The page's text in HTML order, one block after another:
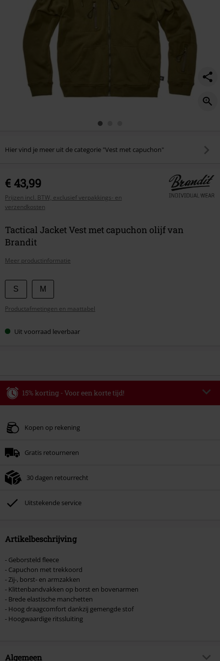
Hier vind je meer uit de categorie "Vest met capuchon"
€ 43,99
Prijzen incl. BTW, exclusief verpakkings- en
verzendkosten
Tactical Jacket Vest met capuchon olijf van
Brandit
Meer productinformatie
Kies
je
maat
S M
Productafmetingen en maattabel
Uit voorraad leverbaar
15% korting - Voor een korte tijd!
Geldig t/m 09-08-2026
Zodra je de code hebt ingevoerd, wordt de korting automatisch verrekend in
Kan niet gecombineerd worden met andere kortingscodes. Boeken, media,
Toten Hosen, Metality, cadeaubonnen en artikelen met een inbegrepen
donatie zijn uitgesloten van de korting.
Kopen op rekening
Gratis retourneren
30 dagen retourrecht
Uitstekende service
Artikelbeschrijving
- Geborsteld fleece
- Capuchon met trekkoord
- Zij-, borst- en armzakken
- Klittenbandvakken op borst en bovenarmen
- Brede elastische manchetten
- Hoog draagcomfort dankzij gemengde stof
- Hoogwaardige ritssluiting
Algemeen